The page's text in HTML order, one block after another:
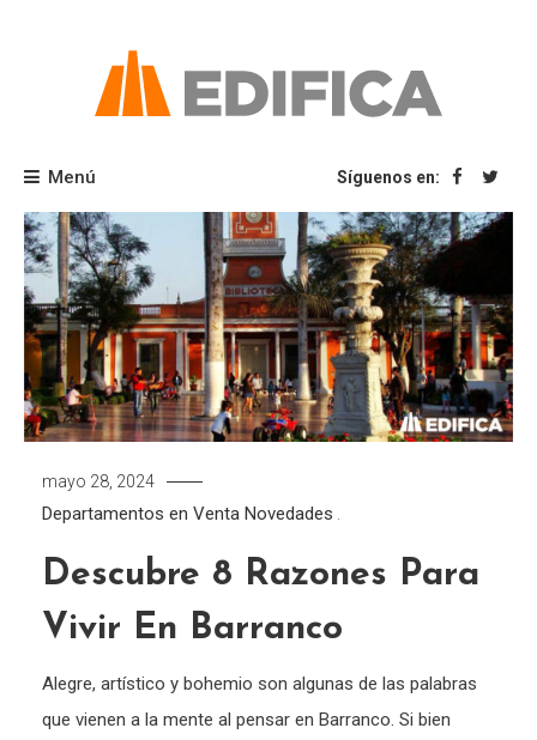
Blog Edifica
Menú Síguenos en:
mayo 28, 2024
Departamentos en Venta Novedades .
Descubre 8 Razones Para
Vivir En Barranco
Alegre, artístico y bohemio son algunas de las palabras
que vienen a la mente al pensar en Barranco. Si bien